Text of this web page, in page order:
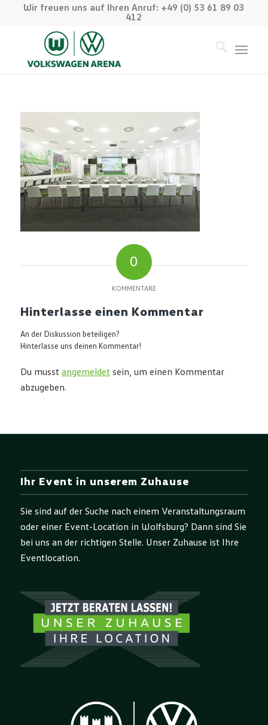
Wir freuen uns auf Ihren Anruf: +49 (0) 53 61 89 03
412
0
KOMMENTARE
Hinterlasse einen Kommentar
An der Diskussion beteiligen?
Hinterlasse uns deinen Kommentar!
Du musst angemeldetsein, um einen Kommentar
abzugeben.
Ihr Event in unserem Zuhause
Sie sind auf der Suche nach einem Veranstaltungsraum
oder einer Event-Location in Wolfsburg? Dann sind Sie
bei uns an der richtigen Stelle. Unser Zuhause ist Ihre
Eventlocation.